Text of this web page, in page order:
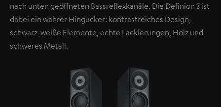
nach unten geöffneten Bassreflexkanäle. Die Definion 3 ist
dabei ein wahrer Hingucker: kontrastreiches Design,
schwarz-weiße Elemente, echte Lackierungen, Holz und
schweres Metall.